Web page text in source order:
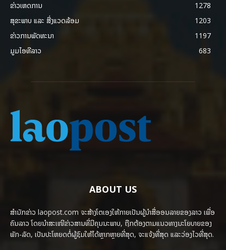
ຂ່າວເຫດການ
1278
ສຸຂະພາບ ແລະ ສີ່ງແວດລ້ອມ
1203
ຂ່າວການພັດທະນາ
1197
ມູມໄອທີລາວ
683
ABOUT US
ສຳນັກຂ່າວ laopost.com ຈະສ້າງໂຕເອງໃຫ້ກາຍເປັນຜູ້ນຳສື່ອອນລາຍຂອງລາວ ເພື່ອ
ຄົນລາວ ໂດຍນຳສະເໜີຂ່າວສານທີ່ມີຄຸນນະພາບ, ຖືກຕ້ອງຕາມແນວທາງນະໂຍບາຍຂອງ
ພັກ-ລັດ, ເປັນປະໂຫຍດຕໍ່ຜູ້ຊົມໃຫ້ໄດ້ຫຼາກຫຼາຍທີ່ສຸດ, ຈະແຈ້ງທີ່ສຸດ ແລະວ່ອງໄວທີ່ສຸດ.